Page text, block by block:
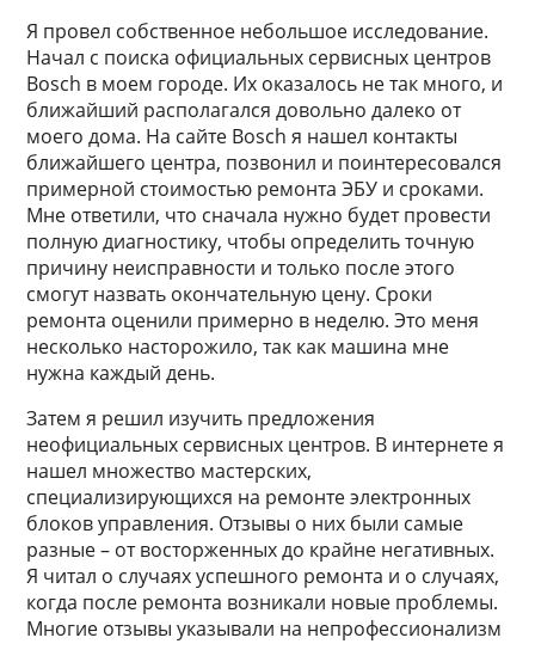
Я провел собственное небольшое исследование.
Начал с поиска официальных сервисных центров
Bosch в моем городе. Их оказалось не так много, и
ближайший располагался довольно далеко от
моего дома. На сайте Bosch я нашел контакты
ближайшего центра, позвонил и поинтересовался
примерной стоимостью ремонта ЭБУ и сроками.
Мне ответили, что сначала нужно будет провести
полную диагностику, чтобы определить точную
причину неисправности и только после этого
смогут назвать окончательную цену. Сроки
ремонта оценили примерно в неделю. Это меня
несколько насторожило, так как машина мне
нужна каждый день.
Затем я решил изучить предложения
неофициальных сервисных центров. В интернете я
нашел множество мастерских,
специализирующихся на ремонте электронных
блоков управления. Отзывы о них были самые
разные – от восторженных до крайне негативных.
Я читал о случаях успешного ремонта и о случаях,
когда после ремонта возникали новые проблемы.
Многие отзывы указывали на непрофессионализм